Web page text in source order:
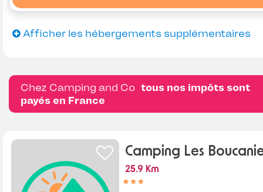
Afficher les hébergements supplémentaires
Chez Camping and Co tous nos impôts sont
payés en France
Camping Les
25.9 Km